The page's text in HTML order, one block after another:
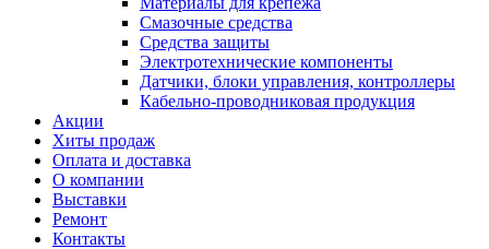
Смазочные средства
Средства защиты
Электротехнические компоненты
Датчики, блоки управления, контроллеры
Кабельно-проводниковая продукция
Акции
Хиты продаж
Оплата и доставка
О компании
Выставки
Ремонт
Контакты